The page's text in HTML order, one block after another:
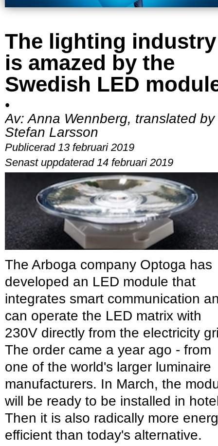
The lighting industry
is amazed by the
Swedish LED
•
Av:Anna Wennberg, translated by
Stefan Larsson
Publicerad 13 februari 2019
Senast uppdaterad 14 februari 2019
The Arboga company Optoga has
developed an LED module that
integrates smart communication
can operate the LED matrix with
230V directly from the electricity
The order came a year ago - from
one of the world's larger luminaire
manufacturers. In March, the
will be ready to be installed in
Then it is also radically more
efficient than today's alternative.